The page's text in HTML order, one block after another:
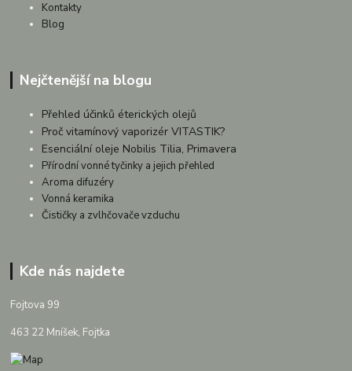
Kontakty
Blog
Nejčtenější na blogu
Přehled účinků éterických olejů
Proč vitamínový vaporizér VITASTIK?
Esenciální oleje Nobilis Tilia, Primavera
Přírodní vonné tyčinky a jejich přehled
Aroma difuzéry
Vonná keramika
Čističky a zvlhčovače vzduchu
Kde nás najdete
Fojtova 99
463 22 Mníšek, Fojtka